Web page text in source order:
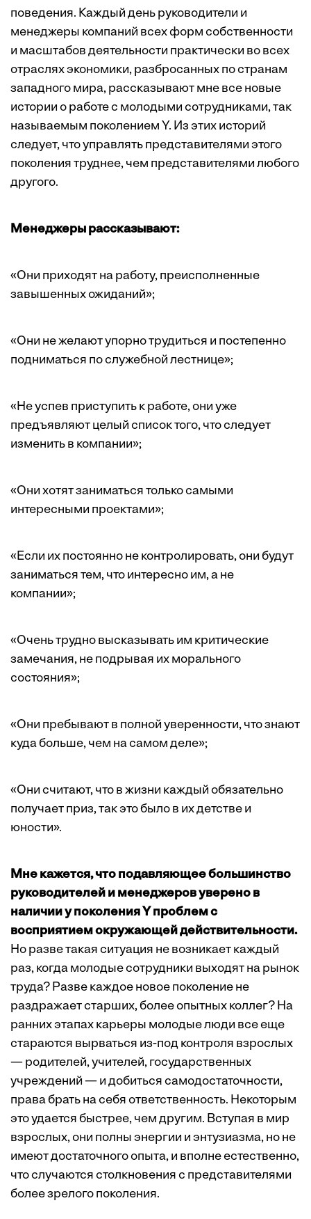
поведения. Каждый день руководители и
менеджеры компаний всех форм собственности
и масштабов деятельности практически во всех
отраслях экономики, разбросанных по странам
западного мира, рассказывают мне все новые
истории о работе с молодыми сотрудниками, так
называемым поколением Y. Из этих историй
следует, что управлять представителями этого
поколения труднее, чем представителями любого
другого.
Менеджеры рассказывают:
«Они приходят на работу, преисполненные
завышенных ожиданий»;
«Они не желают упорно трудиться и постепенно
подниматься по служебной лестнице»;
«Не успев приступить к работе, они уже
предъявляют целый список того, что следует
изменить в компании»;
«Они хотят заниматься только самыми
интересными проектами»;
«Если их постоянно не контролировать, они будут
заниматься тем, что интересно им, а не
компании»;
«Очень трудно высказывать им критические
замечания, не подрывая их морального
состояния»;
«Они пребывают в полной уверенности, что знают
куда больше, чем на самом деле»;
«Они считают, что в жизни каждый обязательно
получает приз, так это было в их детстве и
юности».
Мне кажется, что подавляющее большинство
руководителей и менеджеров уверено в
наличии у поколения Y проблем с
восприятием окружающей действительности.
Но разве такая ситуация не возникает каждый
раз, когда молодые сотрудники выходят на рынок
труда? Разве каждое новое поколение не
раздражает старших, более опытных коллег? На
ранних этапах карьеры молодые люди все еще
стараются вырваться из-под контроля взрослых
— родителей, учителей, государственных
учреждений — и добиться самодостаточности,
права брать на себя ответственность. Некоторым
это удается быстрее, чем другим. Вступая в мир
взрослых, они полны энергии и энтузиазма, но не
имеют достаточного опыта, и вполне естественно,
что случаются столкновения с представителями
более зрелого поколения.